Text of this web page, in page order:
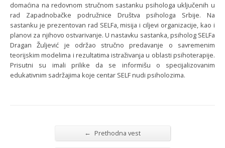
domaćina na redovnom stručnom sastanku psihologa uključenih u
rad Zapadnobačke podružnice Društva psihologa Srbije. Na
sastanku je prezentovan rad SELFa, misija i ciljevi organizacije, kao i
planovi za njihovo ostvarivanje. U nastavku sastanka, psiholog SELFa
Dragan Žuljević je održao stručno predavanje o savremenim
teorijskim modelima i rezultatima istraživanja u oblasti psihoterapije.
Prisutni su imali prilike da se informišu o specijalizovanim
edukativnim sadržajima koje centar SELF nudi psiholozima.
← Prethodna vest